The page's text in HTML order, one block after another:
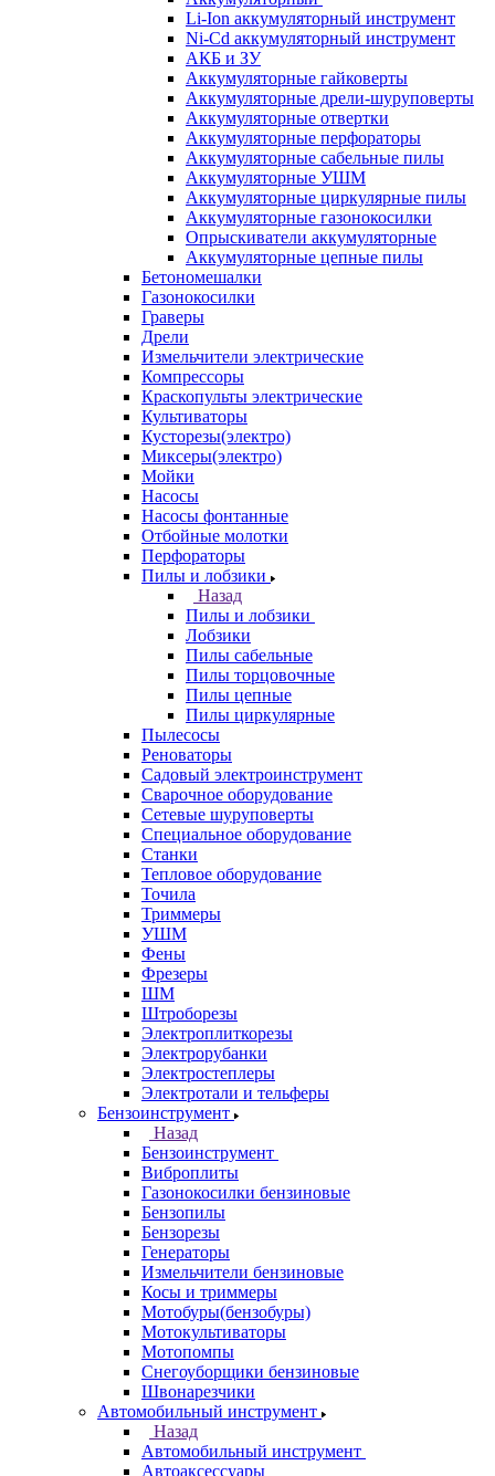
Li-Ion аккумуляторный инструмент
Ni-Cd аккумуляторный инструмент
АКБ и ЗУ
Аккумуляторные гайковерты
Аккумуляторные дрели-шуруповерты
Аккумуляторные отвертки
Аккумуляторные перфораторы
Аккумуляторные сабельные пилы
Аккумуляторные УШМ
Аккумуляторные циркулярные пилы
Аккумуляторные газонокосилки
Опрыскиватели аккумуляторные
Аккумуляторные цепные пилы
Бетономешалки
Газонокосилки
Граверы
Дрели
Измельчители электрические
Компрессоры
Краскопульты электрические
Культиваторы
Кусторезы(электро)
Миксеры(электро)
Мойки
Насосы
Насосы фонтанные
Отбойные молотки
Перфораторы
Пилы и лобзики
Назад
Пилы и лобзики
Лобзики
Пилы сабельные
Пилы торцовочные
Пилы цепные
Пилы циркулярные
Пылесосы
Реноваторы
Садовый электроинструмент
Сварочное оборудование
Сетевые шуруповерты
Специальное оборудование
Станки
Тепловое оборудование
Точила
Триммеры
УШМ
Фены
Фрезеры
ШМ
Штроборезы
Электроплиткорезы
Электрорубанки
Электростеплеры
Электротали и тельферы
Бензоинструмент
Назад
Бензоинструмент
Виброплиты
Газонокосилки бензиновые
Бензопилы
Бензорезы
Генераторы
Измельчители бензиновые
Косы и триммеры
Мотобуры(бензобуры)
Мотокультиваторы
Мотопомпы
Снегоуборщики бензиновые
Швонарезчики
Автомобильный инструмент
Назад
Автомобильный инструмент
Автоаксессуары